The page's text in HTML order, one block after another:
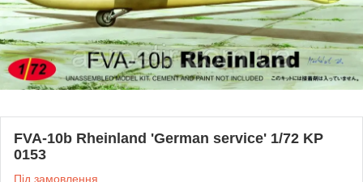
FVA-10b Rheinland 'German service' 1/72 KP
0153
Під замовлення